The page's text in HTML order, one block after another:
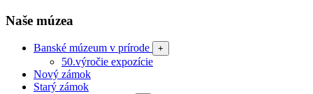
Naše múzea
Banské múzeum v prírode +
50.výročie expozície
Nový zámok
Starý zámok